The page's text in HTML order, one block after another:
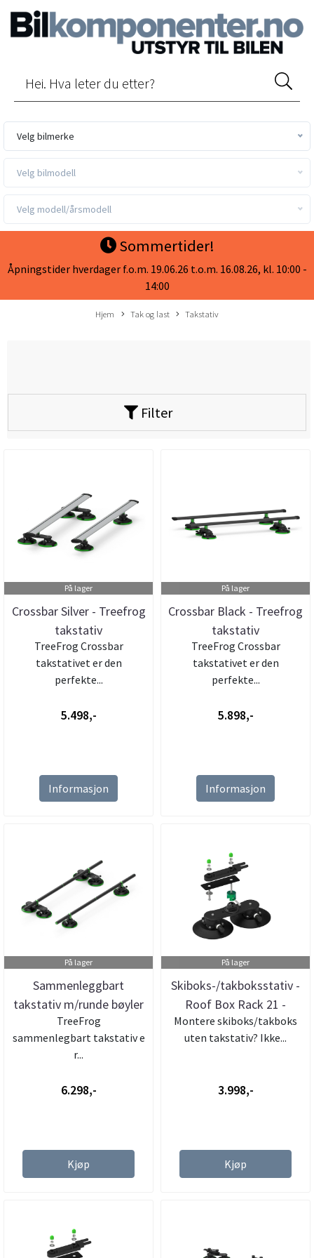
Velg bilmerke
Velg bilmodell
Velg modell/årsmodell
Sommertider!
Åpningstider hverdager f.o.m. 19.06.26 t.o.m. 16.08.26, kl. 10:00 -
14:00
Hjem Tak og last Takstativ
Filter
På lager
Crossbar Silver - Treefrog
takstativ
TreeFrog Crossbar
takstativet er den
perfekte...
5.498,-
Informasjon
På lager
Crossbar Black - Treefrog
takstativ
TreeFrog Crossbar
takstativet er den
perfekte...
5.898,-
Informasjon
På lager
Sammenleggbart
takstativ m/runde bøyler
- Treefrog
TreeFrog
sammenlegbart takstativ e
r...
6.298,-
Kjøp
På lager
Skiboks-/takboksstativ -
Roof Box Rack 21 -
Treefr...
Montere skiboks/takboks
uten takstativ? Ikke...
3.998,-
Kjøp